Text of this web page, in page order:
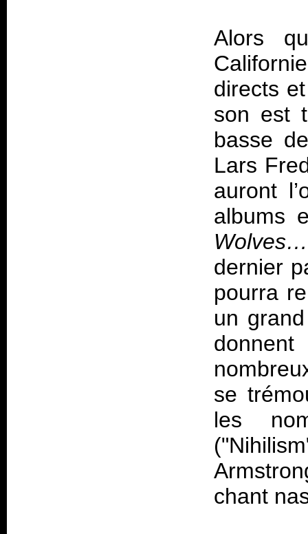
Alors
directs
son est
basse
Lars
auront
albums
dernier
pourra
un
se
les
chant